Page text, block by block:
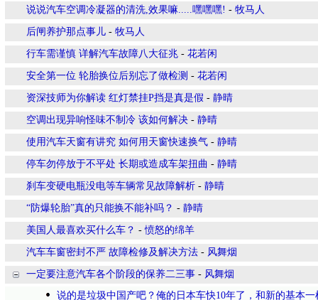
说说汽车空调冷凝器的清洗,效果嘛.....嘿嘿嘿! - 牧马人
后闸养护那点事儿 - 牧马人
行车需谨慎 详解汽车故障八大征兆 - 花若闲
安全第一位 轮胎换位后别忘了做检测 - 花若闲
资深技师为你解读 红灯禁挂P挡是真是假 - 静晴
空调出现异响怪味不制冷 该如何解决 - 静晴
使用汽车天窗有讲究 如何用天窗快速换气 - 静晴
停车勿停放于不平处 长期或造成车架扭曲 - 静晴
刹车变硬电瓶没电等车辆常见故障解析 - 静晴
“防爆轮胎”真的只能换不能补吗？ - 静晴
美国人最喜欢买什么车？ -愤怒的绵羊
汽车车窗密封不严 故障检修及解决方法 - 风舞烟
一定要注意汽车各个阶段的保养二三事 - 风舞烟
说的是垃圾中国产吧？俺的日本车快10年了，和新的基本一